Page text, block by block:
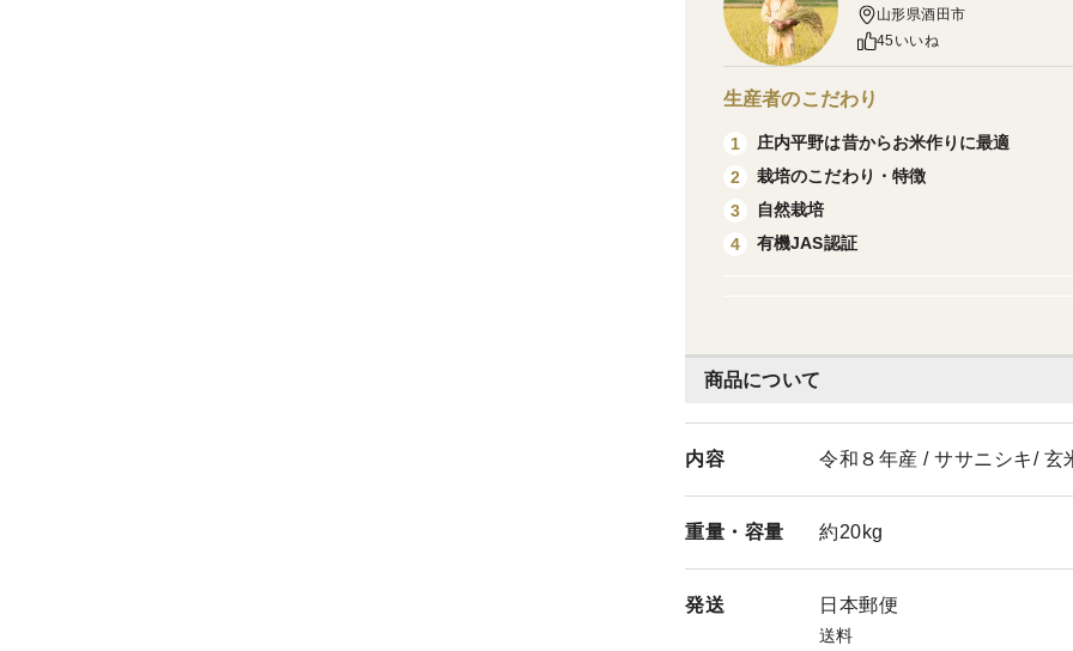
商品について
内容 令和８年産 / ササニシキ/ 玄
重量・ 容量 約20kg
発送 日本郵便
送料
山形県酒田市
45いいね
生産者のこだわり
1
庄内平野は昔からお米作りに最適
2
栽培のこだわり・特徴
3
自然栽培
4
有機JAS認証